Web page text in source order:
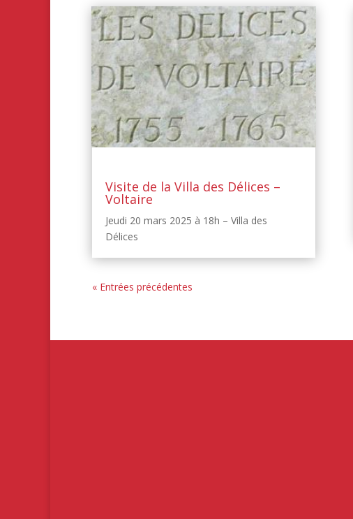
Visite de la Villa des Délices –
Voltaire
Jeudi 20 mars 2025 à 18h – Villa des
Délices
« Entrées précédentes